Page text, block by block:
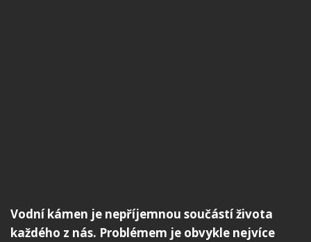
Vodní kámen je nepříjemnou součástí života
každého z nás. Problémem je obvykle nejvíce